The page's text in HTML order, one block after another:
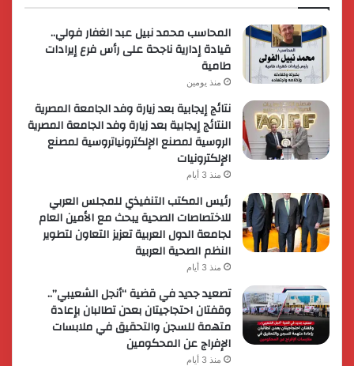
المحاسب محمد نبيل عبد الغفار فولي..
قيادة إدارية ناجحة على رأس فرع إيرادات
طامية
منذ يومين
نتائج إيجابية بعد زيارة وفد الجامعة المصرية
النتائج إيجابية بعد زيارة وفد الجامعة المصرية
الروسية لمصنع الإلكترونياتروسية لمصنع
الإلكترونيات
منذ 3 أيام
رئيس المكتب التنفيذي للمجلس العربي
للاختصاصات الصحية يبحث مع الأمين العام
لجامعة الدول العربية تعزيز التعاون لتطوير
النظم الصحية العربية
منذ 3 أيام
تصعيد جديد في قضية “أنجل الشعيبي”..
وقفتان احتجاجيتان بعدن تطالبان بإعادة
متهمة للسجن والتحقيق في ملابسات
الإفراج عن المحكومين
منذ 3 أيام